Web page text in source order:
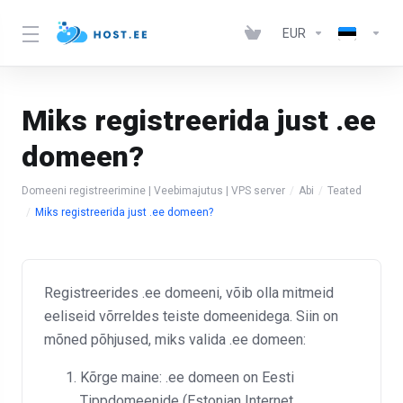
EUR
Miks registreerida just .ee
domeen?
Domeeni registreerimine | Veebimajutus | VPS server Abi
Teated
Miks registreerida just .ee domeen?
Registreerides .ee domeeni, võib olla mitmeid
eeliseid võrreldes teiste domeenidega. Siin on
mõned põhjused, miks valida .ee domeen:
Kõrge maine: .ee domeen on Eesti